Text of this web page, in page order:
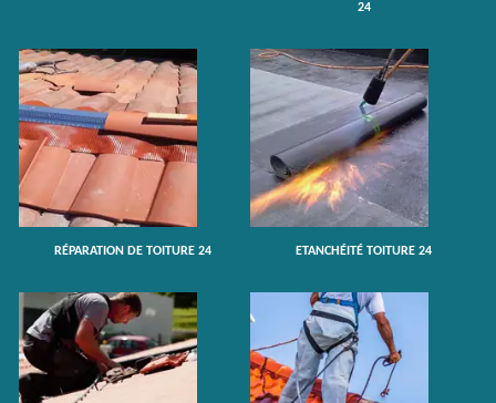
24
RÉPARATION DE TOITURE 24 ETANCHÉITÉ TOITURE 24